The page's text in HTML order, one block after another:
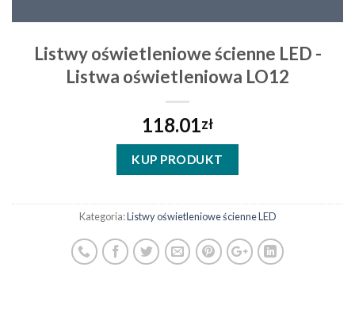
Listwy oświetleniowe ścienne LED -
Listwa oświetleniowa LO12
118.01zł
KUP PRODUKT
Kategoria:Listwy oświetleniowe ścienne LED